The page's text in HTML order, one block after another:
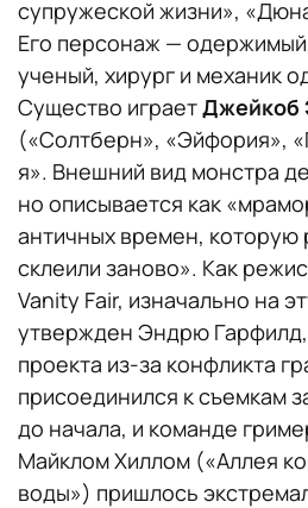
супружеской жизни»,
Его персонаж —
ученый, хирург и механик
Существо играетДжейкоб
(«Солтберн», «Эйфория»,
я». Внешний вид монстра
но описывается как
античных времен, которую
склеили заново». Как
Vanity Fair, изначально на
утвержден Эндрю
проекта из-за конфликта
присоединился к съемкам
до начала, и команде
Майклом Хиллом («Аллея
воды») пришлось